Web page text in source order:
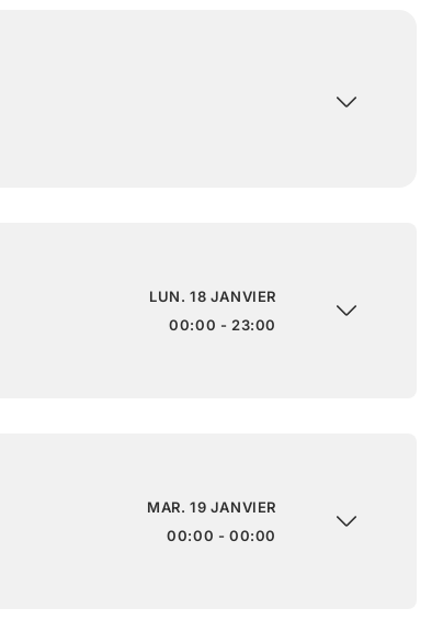
LUN. 18 JANVIER
00:00 - 23:00
MAR. 19 JANVIER
00:00 - 00:00